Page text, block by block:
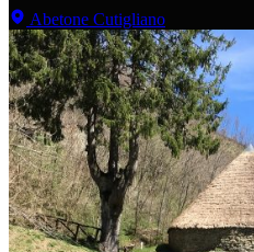
Abetone Cutigliano